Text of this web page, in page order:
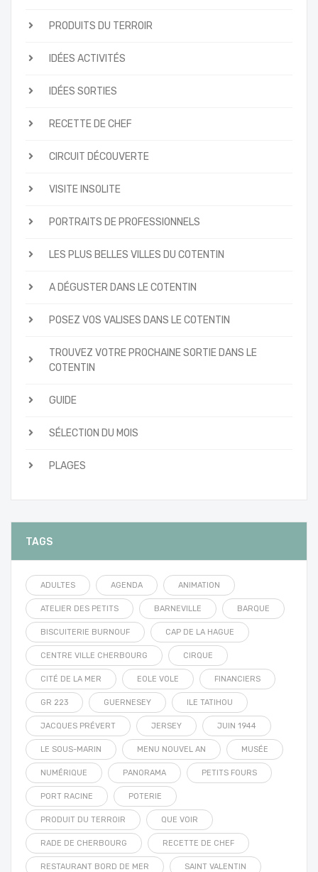
PRODUITS DU TERROIR
IDÉES ACTIVITÉS
IDÉES SORTIES
RECETTE DE CHEF
CIRCUIT DÉCOUVERTE
VISITE INSOLITE
PORTRAITS DE PROFESSIONNELS
LES PLUS BELLES VILLES DU COTENTIN
A DÉGUSTER DANS LE COTENTIN
POSEZ VOS VALISES DANS LE COTENTIN
TROUVEZ VOTRE PROCHAINE SORTIE DANS LE
COTENTIN
GUIDE
SÉLECTION DU MOIS
PLAGES
TAGS
ADULTES AGENDA ANIMATION
ATELIER DES PETITS BARNEVILLE BARQUE
BISCUITERIE BURNOUF CAP DE LA HAGUE
CENTRE VILLE CHERBOURG CIRQUE
CITÉ DE LA MER EOLE VOLE FINANCIERS
GR 223 GUERNESEY ILE TATIHOU
JACQUES PRÉVERT JERSEY JUIN 1944
LE SOUS-MARIN MENU NOUVEL AN MUSÉE
NUMÉRIQUE PANORAMA PETITS FOURS
PORT RACINE POTERIE
PRODUIT DU TERROIR QUE VOIR
RADE DE CHERBOURG RECETTE DE CHEF
RESTAURANT BORD DE MER SAINT VALENTIN